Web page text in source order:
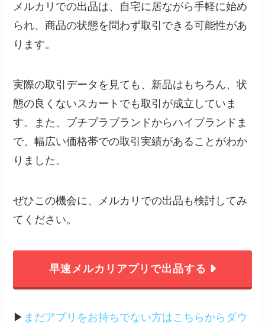
メルカリでの出品は、自宅に居ながら手軽に始め
られ、商品の状態を問わず取引できる可能性があ
ります。
実際の取引データを見ても、新品はもちろん、状
態の良くないスカートでも取引が成立していま
す。また、プチプラブランドからハイブランドま
で、幅広い価格帯での取引実績があることがわか
りました。
ぜひこの機会に、メルカリでの出品も検討してみ
てください。
早速メルカリアプリで出品する
▶︎ まだアプリをお持ちでない方はこちらからダウ